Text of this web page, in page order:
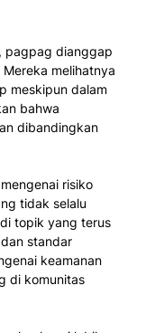
pagpag dianggap
melihatnya
meskipun dalam
bahwa
dibandingkan
risiko
tidak selalu
topik yang terus
standar
keamanan
di komunitas